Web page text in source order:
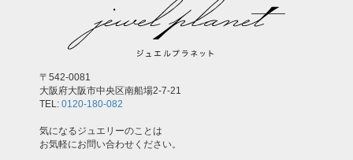
〒542-0081
大阪府大阪市中央区南船場2-7-21
TEL: 0120-180-082
気になるジュエリーのことは
お気軽にお問い合わせください。